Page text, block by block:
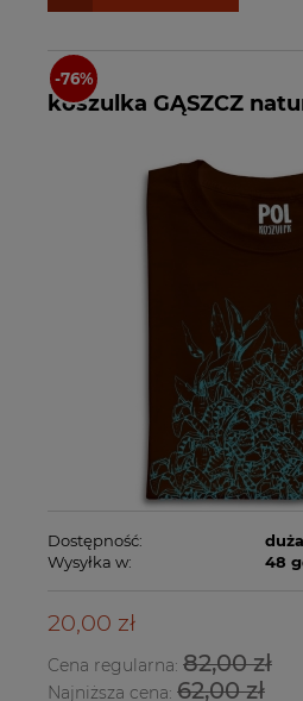
koszulka GĄSZCZ
Dostępność:
Wysyłka w:
48
20,00 zł
Cena regularna: 82,00 zł
Najniższa cena: 62,00 zł